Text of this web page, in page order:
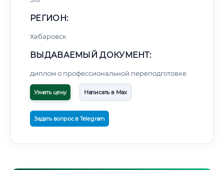
РЕГИОН:
Хабаровск
ВЫДАВАЕМЫЙ ДОКУМЕНТ:
диплом о профессиональной переподготовке
Узнать цену Написать в Max
Задать вопрос в Telegram